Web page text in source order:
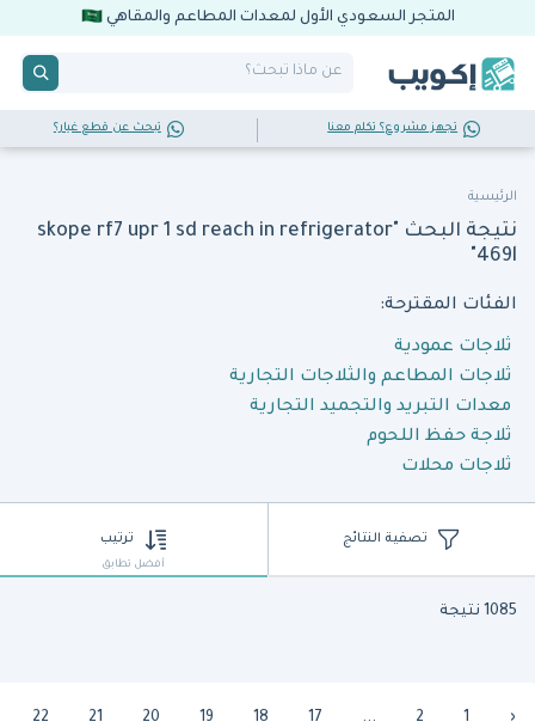
المتجر السعودي الأول لمعدات المطاعم والمقاهي
تجهز مشروع؟ تكلم معنا تبحث عن قطع غيار؟
الرئيسية
نتيجة البحث "skope rf7 upr 1 sd reach in refrigerator
469l"
الفئات المقترحة:
ثلاجات عمودية
ثلاجات المطاعم والثلاجات التجارية
معدات التبريد والتجميد التجارية
ثلاجة حفظ اللحوم
ثلاجات محلات
تصفية النتائج ترتيب
أفضل تطابق
1085 نتيجة
‹
1
2
...
17
18
19
20
21
22